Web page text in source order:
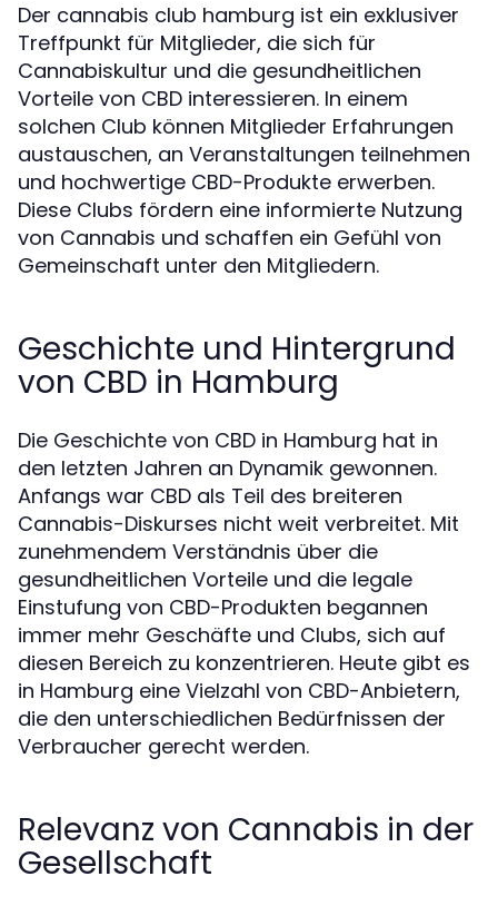
Der cannabis club hamburg ist ein exklusiver
Treffpunkt für Mitglieder, die sich für
Cannabiskultur und die gesundheitlichen
Vorteile von CBD interessieren. In einem
solchen Club können Mitglieder Erfahrungen
austauschen, an Veranstaltungen teilnehmen
und hochwertige CBD-Produkte erwerben.
Diese Clubs fördern eine informierte Nutzung
von Cannabis und schaffen ein Gefühl von
Gemeinschaft unter den Mitgliedern.
Geschichte und Hintergrund
von CBD in Hamburg
Die Geschichte von CBD in Hamburg hat in
den letzten Jahren an Dynamik gewonnen.
Anfangs war CBD als Teil des breiteren
Cannabis-Diskurses nicht weit verbreitet. Mit
zunehmendem Verständnis über die
gesundheitlichen Vorteile und die legale
Einstufung von CBD-Produkten begannen
immer mehr Geschäfte und Clubs, sich auf
diesen Bereich zu konzentrieren. Heute gibt es
in Hamburg eine Vielzahl von CBD-Anbietern,
die den unterschiedlichen Bedürfnissen der
Verbraucher gerecht werden.
Relevanz von Cannabis in der
Gesellschaft